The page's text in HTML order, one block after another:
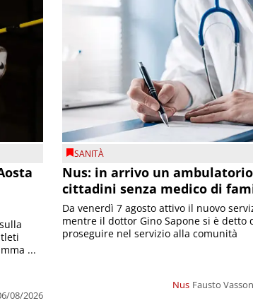
08/2026
...
SANITÀ
Nus: in arrivo un
cittadini senza medico di
Nus Fausto
Da venerdì 7 agosto attivo il nuovo
mentre il dottor Gino Sapone si è detto
proseguire nel servizio alla comunità